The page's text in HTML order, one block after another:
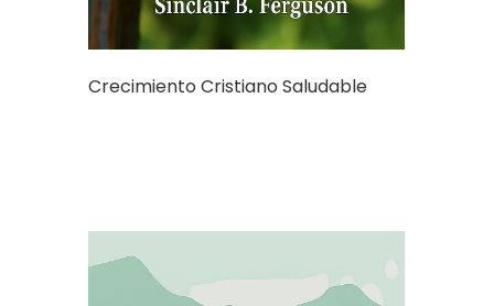
Crecimiento Cristiano Saludable